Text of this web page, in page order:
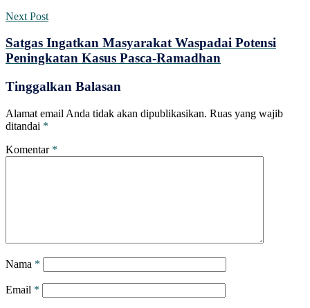
Next Post
Satgas Ingatkan Masyarakat Waspadai Potensi
Peningkatan Kasus Pasca-Ramadhan
Tinggalkan Balasan
Alamat email Anda tidak akan dipublikasikan. Ruas yang wajib
ditandai *
Komentar *
Nama *
Email *